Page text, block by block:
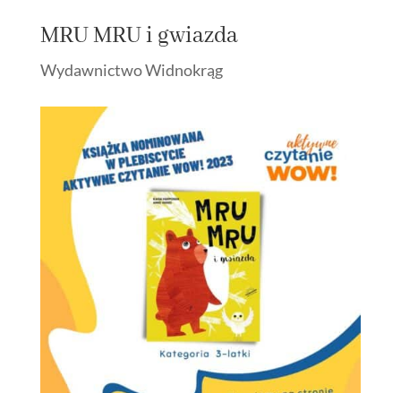
MRU MRU i gwiazda
Wydawnictwo Widnokrąg